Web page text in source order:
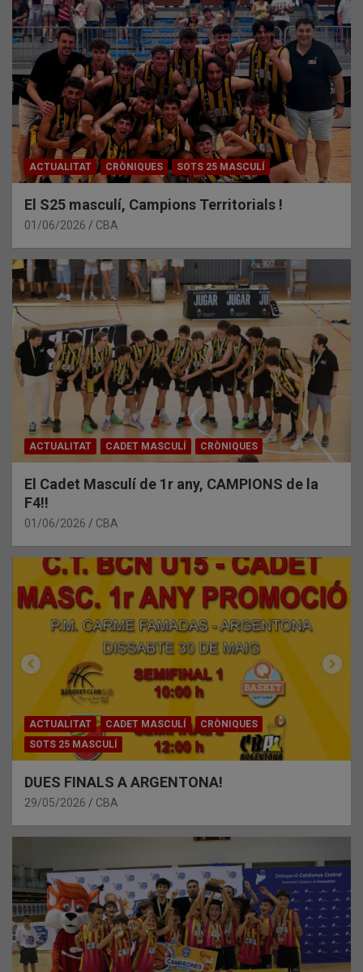
ACTUALITAT CRÒNIQUES SOTS 25 MASCULÍ
El S25 masculí, Campions Territorials !
01/06/2026 CBA
ACTUALITAT CADET MASCULÍ CRÒNIQUES
El Cadet Masculí de 1r any, CAMPIONS de la
F4!!
01/06/2026 CBA
ACTUALITAT CADET MASCULÍ
CRÒNIQUES
SOTS 25 MASCULÍ
DUES FINALS A ARGENTONA!
29/05/2026 CBA